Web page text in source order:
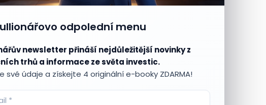
odpolední menu
newsletter přináší nejdůležitější novinky z
trhů a informace ze světa investic.
své údaje a získejte 4 originální e-booky ZDARMA!